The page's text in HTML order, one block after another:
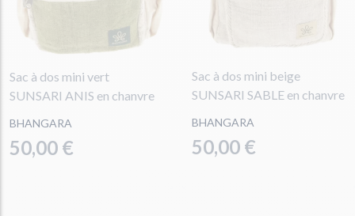
Sac à dos mini vert
SUNSARI ANIS en chanvre
BHANGARA
50,00 €
Sac à dos mini beige
SUNSARI SABLE en chanvre
BHANGARA
50,00 €